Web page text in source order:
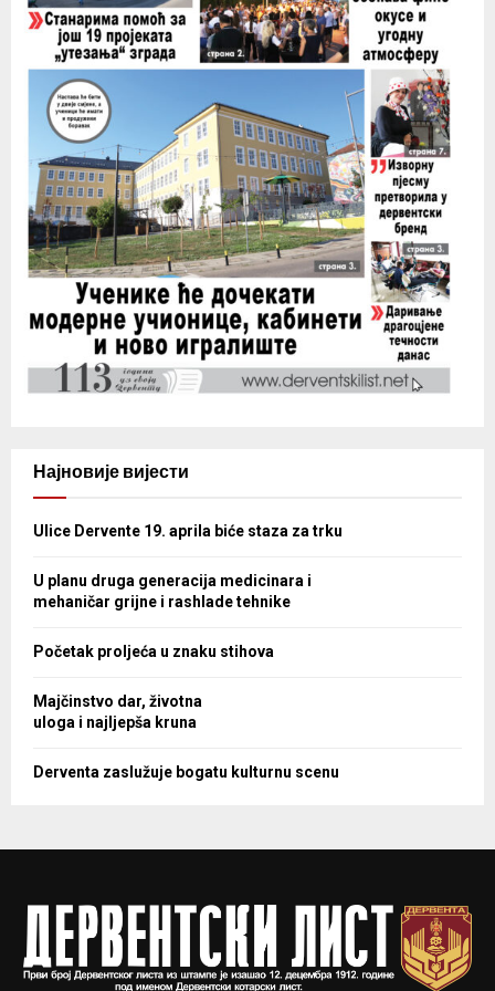
Најновије вијести
Ulice Dervente 19. aprila biće staza za trku
U planu druga generacija medicinara i
mehaničar grijne i rashlade tehnike
Početak proljeća u znaku stihova
Majčinstvo dar, životna
uloga i najljepša kruna
Derventa zaslužuje bogatu kulturnu scenu